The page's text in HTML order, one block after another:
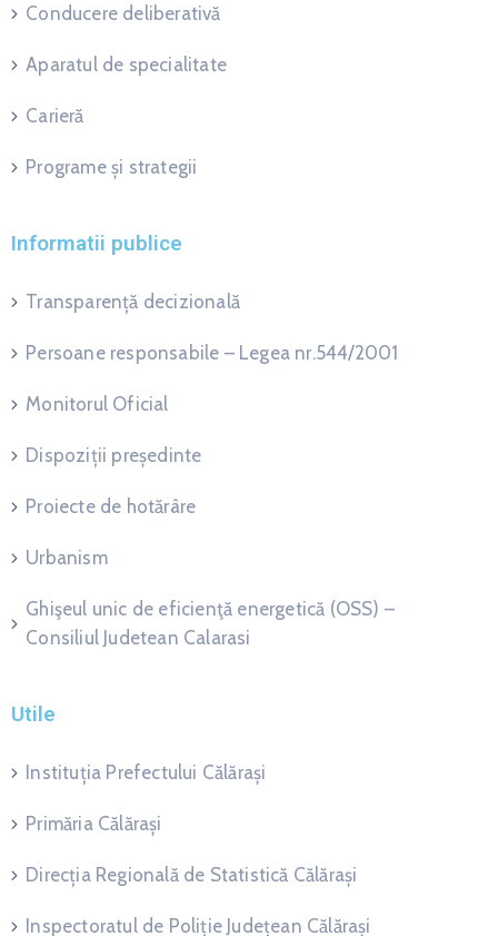
Conducere deliberativă
Aparatul de specialitate
Carieră
Programe și strategii
Informatii publice
Transparență decizională
Persoane responsabile – Legea nr.544/2001
Monitorul Oficial
Dispoziții președinte
Proiecte de hotărâre
Urbanism
Ghişeul unic de eficienţă energetică (OSS) –
Consiliul Judetean Calarasi
Utile
Instituția Prefectului Călărași
Primăria Călărași
Direcția Regională de Statistică Călărași
Inspectoratul de Poliție Județean Călărași